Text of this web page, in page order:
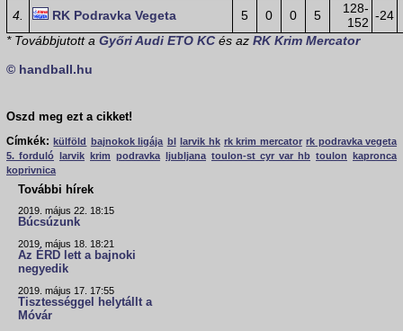
4. RK Podravka Vegeta 5 0 0 5
128-
152 -24
* Továbbjutott a Győri Audi ETO KC és az RK Krim Mercator
© handball.hu
Oszd meg ezt a cikket!
Címkék: külföld bajnokok ligája bl larvik hk rk krim mercator rk podravka vegeta
5. forduló
larvik krim podravka ljubljana toulon-st cyr var hb toulon
kapronca
koprivnica
További hírek
2019. május 22. 18:15
Búcsúzunk
2019. május 18. 18:21
Az ÉRD lett a bajnoki
negyedik
2019. május 17. 17:55
Tisztességgel helytállt a
Móvár